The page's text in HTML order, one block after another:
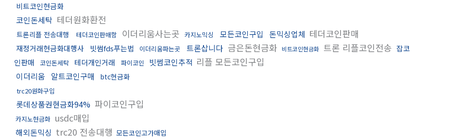
비트코인현금화
코인돈세탁 테더원화환전
트론리플 전송대행 테더코인판매함 이더리움사는곳 카지노믹싱 모든코인구입 돈믹싱업체 테더코인판매
재정거래현금화대행사 빗썸fds푸는법 이더리움파는곳 트론삽니다 금은돈현금화 비트코인현금화 트론 리플코인전송 잡코
인판매
코인돈세탁 테더개인거래 파이코인 빗썸코인추적 리플 모든코인구입
이더리움 알트코인구매 btc현금화
trc20원화구입
롯데상품권현금화94% 파이코인구입
카지노현금화 usdc매입
해외돈믹싱 trc20 전송대행 모든코인고가매입